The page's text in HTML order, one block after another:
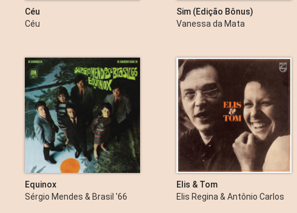
Céu
Céu
Sim (Edição Bônus)
Vanessa da Mata
Equinox
Sérgio Mendes & Brasil '66
Elis & Tom
Elis Regina & Antônio Carlos